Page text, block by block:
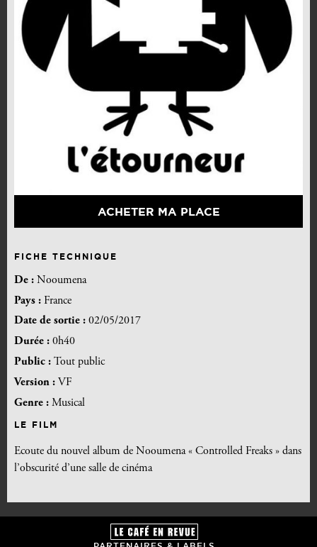
ACHETER MA PLACE
FICHE TECHNIQUE
De : Nooumena
Pays : France
Date de sortie : 02/05/2017
Durée : 0h40
Public : Tout public
Version : VF
Genre : Musical
LE FILM
Ecoute du nouvel album de Nooumena « Controlled Freaks » dans
l’obscurité d’une salle de cinéma